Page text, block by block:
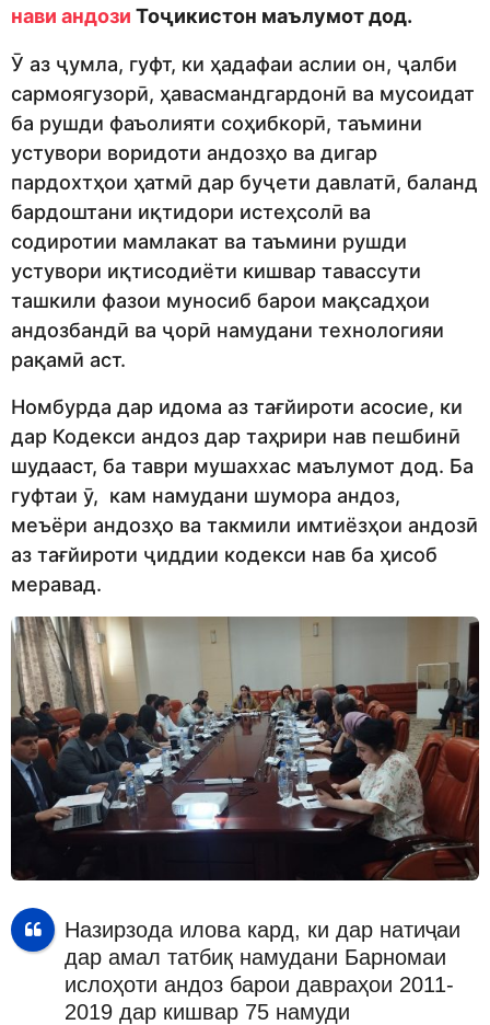
нави андози Тоҷикистон маълумот дод.
Ӯ аз ҷумла, гуфт, ки ҳадафаи аслии он, ҷалби
сармоягузорӣ, ҳавасмандгардонӣ ва мусоидат
ба рушди фаъолияти соҳибкорӣ, таъмини
устувори воридоти андозҳо ва дигар
пардохтҳои ҳатмӣ дар буҷети давлатӣ, баланд
бардоштани иқтидори истеҳсолӣ ва
содиротии мамлакат ва таъмини рушди
устувори иқтисодиёти кишвар тавассути
ташкили фазои муносиб барои мақсадҳои
андозбандӣ ва ҷорӣ намудани технологияи
рақамӣ аст.
Номбурда дар идома аз тағйироти асосие, ки
дар Кодекси андоз дар таҳрири нав пешбинӣ
шудааст, ба таври мушаххас маълумот дод. Ба
гуфтаи ӯ, кам намудани шумора андоз,
меъёри андозҳо ва такмили имтиёзҳои андозӣ
аз тағйироти ҷиддии кодекси нав ба ҳисоб
меравад.
Назирзода илова кард, ки дар натиҷаи
дар амал татбиқ намудани Барномаи
ислоҳоти андоз барои давраҳои 2011-
2019 дар кишвар 75 намуди